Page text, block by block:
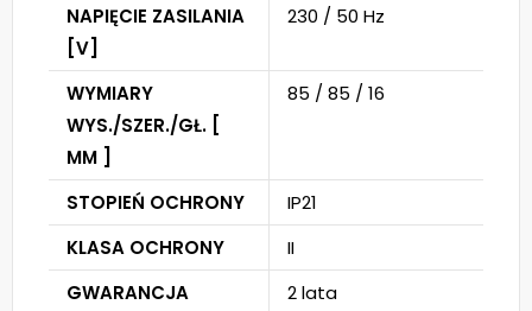
NAPIĘCIE ZASILANIA
[V]
230 / 50 Hz
WYMIARY
WYS./SZER./GŁ. [
MM ]
85 / 85 / 16
STOPIEŃ OCHRONY
IP21
KLASA OCHRONY
II
GWARANCJA
2 lata